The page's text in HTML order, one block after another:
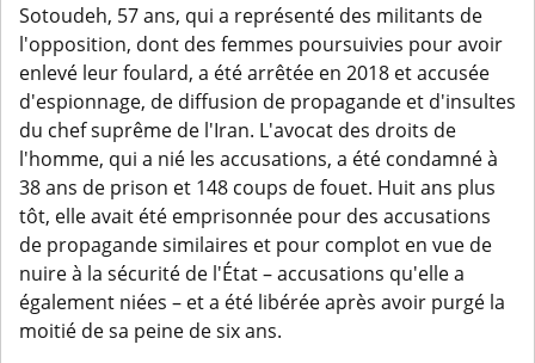
Sotoudeh, 57 ans, qui a représenté des militants de
l'opposition, dont des femmes poursuivies pour avoir
enlevé leur foulard, a été arrêtée en 2018 et accusée
d'espionnage, de diffusion de propagande et d'insultes
du chef suprême de l'Iran. L'avocat des droits de
l'homme, qui a nié les accusations, a été condamné à
38 ans de prison et 148 coups de fouet. Huit ans plus
tôt, elle avait été emprisonnée pour des accusations
de propagande similaires et pour complot en vue de
nuire à la sécurité de l'État – accusations qu'elle a
également niées – et a été libérée après avoir purgé la
moitié de sa peine de six ans.